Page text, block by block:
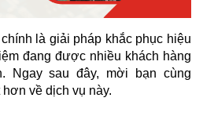
chính là giải pháp khắc phục hiệu
đang được nhiều khách hàng
Ngay sau đây, mời bạn cùng
về dịch vụ này.